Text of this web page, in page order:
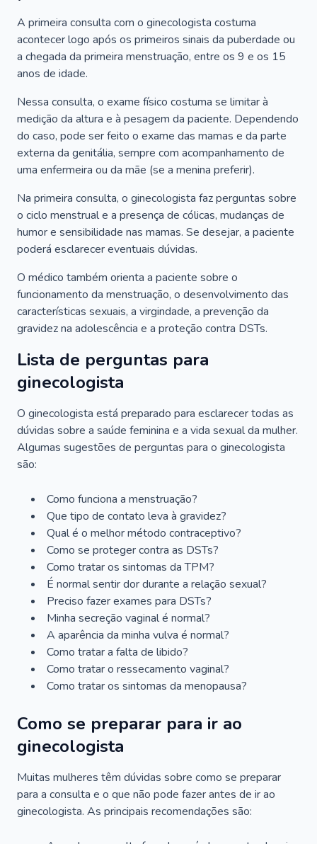
A primeira consulta com o ginecologista costuma
acontecer logo após os primeiros sinais da puberdade ou
a chegada da primeira menstruação, entre os 9 e os 15
anos de idade.
Nessa consulta, o exame físico costuma se limitar à
medição da altura e à pesagem da paciente. Dependendo
do caso, pode ser feito o exame das mamas e da parte
externa da genitália, sempre com acompanhamento de
uma enfermeira ou da mãe (se a menina preferir).
Na primeira consulta, o ginecologista faz perguntas sobre
o ciclo menstrual e a presença de cólicas, mudanças de
humor e sensibilidade nas mamas. Se desejar, a paciente
poderá esclarecer eventuais dúvidas.
O médico também orienta a paciente sobre o
funcionamento da menstruação, o desenvolvimento das
características sexuais, a virgindade, a prevenção da
gravidez na adolescência e a proteção contra DSTs.
Lista de perguntas para
ginecologista
O ginecologista está preparado para esclarecer todas as
dúvidas sobre a saúde feminina e a vida sexual da mulher.
Algumas sugestões de perguntas para o ginecologista
são:
Como funciona a menstruação?
Que tipo de contato leva à gravidez?
Qual é o melhor método contraceptivo?
Como se proteger contra as DSTs?
Como tratar os sintomas da TPM?
É normal sentir dor durante a relação sexual?
Preciso fazer exames para DSTs?
Minha secreção vaginal é normal?
A aparência da minha vulva é normal?
Como tratar a falta de libido?
Como tratar o ressecamento vaginal?
Como tratar os sintomas da menopausa?
Como se preparar para ir ao
ginecologista
Muitas mulheres têm dúvidas sobre como se preparar
para a consulta e o que não pode fazer antes de ir ao
ginecologista. As principais recomendações são: